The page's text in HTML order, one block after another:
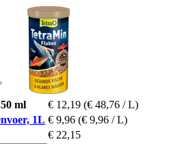
ml € 12,19 (€ 48,76 / L)
1L € 9,96 (€ 9,96 / L)
€ 22,15